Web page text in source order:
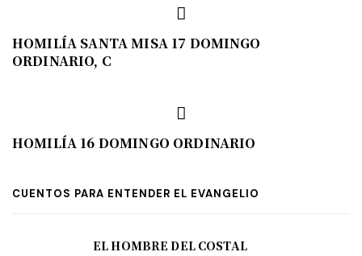
HOMILÍA SANTA MISA 17 DOMINGO
ORDINARIO, C
HOMILÍA 16 DOMINGO ORDINARIO
CUENTOS PARA ENTENDER EL EVANGELIO
EL HOMBRE DEL COSTAL